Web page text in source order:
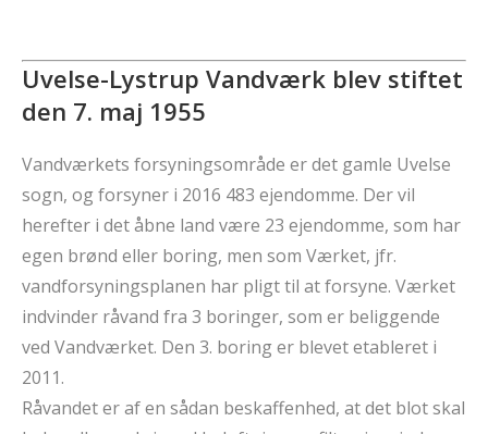
Uvelse-Lystrup Vandværk blev stiftet
den 7. maj 1955
Vandværkets forsyningsområde er det gamle Uvelse
sogn, og forsyner i 2016 483 ejendomme. Der vil
herefter i det åbne land være 23 ejendomme, som har
egen brønd eller boring, men som Værket, jfr.
vandforsyningsplanen har pligt til at forsyne. Værket
indvinder råvand fra 3 boringer, som er beliggende
ved Vandværket. Den 3. boring er blevet etableret i
2011.
Råvandet er af en sådan beskaffenhed, at det blot skal